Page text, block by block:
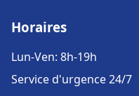
Horaires
Lun-Ven: 8h-19h
Service d'urgence 24/7